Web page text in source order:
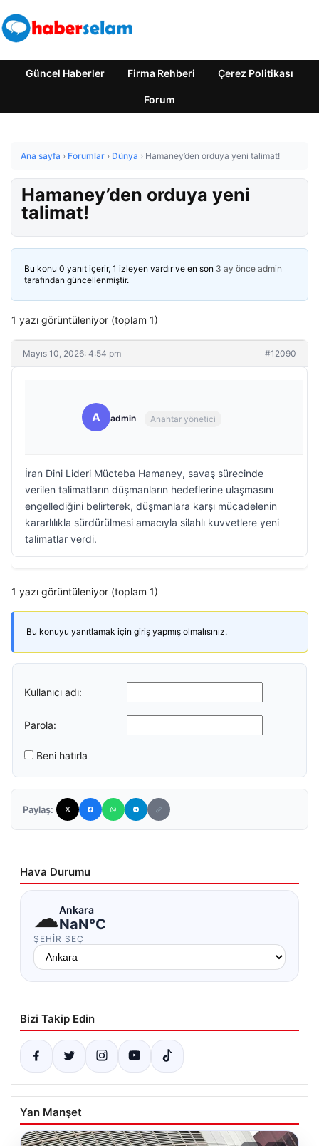
Güncel Haberler Firma Rehberi Çerez Politikası
Forum
Ana sayfa › Forumlar › Dünya › Hamaney’den orduya yeni talimat!
Hamaney’den orduya yeni
talimat!
Bu konu 0 yanıt içerir, 1 izleyen vardır ve en son 3 ay önce admin
tarafından güncellenmiştir.
1 yazı görüntüleniyor (toplam 1)
Mayıs 10, 2026: 4:54 pm #12090
A admin Anahtar yönetici
İran Dini Lideri Mücteba Hamaney, savaş sürecinde
verilen talimatların düşmanların hedeflerine ulaşmasını
engellediğini belirterek, düşmanlara karşı mücadelenin
kararlılıkla sürdürülmesi amacıyla silahlı kuvvetlere yeni
talimatlar verdi.
1 yazı görüntüleniyor (toplam 1)
Bu konuyu yanıtlamak için giriş yapmış olmalısınız.
Kullanıcı adı:
Parola:
Beni hatırla
Paylaş:
Hava Durumu
☁Ankara
NaN°C
ŞEHIR SEÇ
Bizi Takip Edin
Yan Manşet